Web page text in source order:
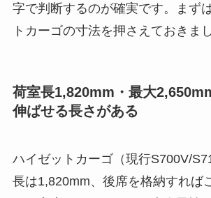
字で判断するのが確実です。まず
トカーゴの寸法を押さえておきま
荷室長1,820mm・最大
伸ばせる長さがある
ハイゼットカーゴ（現行S700V/
長は1,820mm、後席を格納すれば